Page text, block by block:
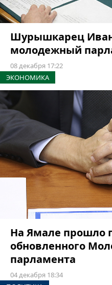
Шурышкарец
молодежный
08 декабря 17:22
ЭКОНОМИКА
На Ямале прошло
обновленного
парламента
04 декабря 18:34